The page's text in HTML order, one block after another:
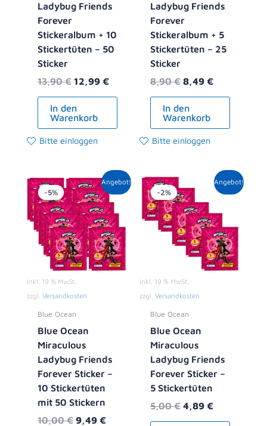
Ladybug Friends
Forever
Stickeralbum + 10
Stickertüten – 50
Sticker
13,90€ 12,99 €
In den
Warenkorb
Bitte einloggen
Ladybug Friends
Forever
Stickeralbum + 5
Stickertüten – 25
Sticker
8,90€ 8,49 €
In den
Warenkorb
Bitte einloggen
Angebot!
-5%
inkl. 19 % MwSt.
zzgl. Versandkosten
Blue Ocean
Blue Ocean
Miraculous
Ladybug Friends
Forever Sticker –
10 Stickertüten
mit 50 Stickern
10,00€
Ursprünglicher
Preis
war:
10,00 €
9,49 €
Aktueller
Preis
ist:
9,49 €.
Angebot!
-2%
inkl. 19 % MwSt.
zzgl. Versandkosten
Blue Ocean
Blue Ocean
Miraculous
Ladybug Friends
Forever Sticker –
5 Stickertüten
5,00€
Ursprünglicher
Preis
war:
5,00 €
4,89 €
Aktueller
Preis
4,89 €.